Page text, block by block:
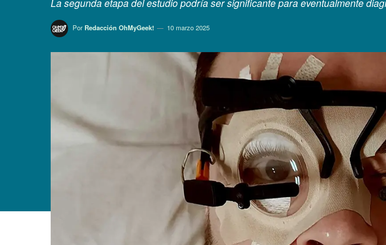
La segunda etapa del estudio podría ser significante para eventualmente
Por Redacción OhMyGeek! 10 marzo 2025